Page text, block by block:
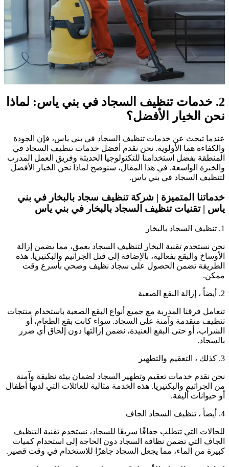
2. خدمات تنظيف السجاد في بني ياس: لماذا
نحن الخيار الأفضل؟
عندما تبحث عن خدمات تنظيف السجاد في بني ياس، فإن الجودة
والكفاءة هما الأولوية. نحن نقدم أفضل خدمات تنظيف السجاد في
المنطقة بفضل استخدامنا للتكنولوجيا الحديثة وفريق العمل المدرب
والخبرة الواسعة. في هذا المقال، سنوضح لماذا نحن الخيار الأفضل
لتنظيف السجاد في بني ياس.
خدماتنا المتميزة | شركة تنظيف سجاد بالبخار في بني
ياس | تقنيات تنظيف السجاد بالبخار في بني ياس
1. تنظيف السجاد بالبخار
نحن نستخدم تقنية البخار لتنظيف السجاد بعمق، مما يضمن إزالة
الأوساخ والبقع بفعالية، بالإضافة إلى قتل الجراثيم والبكتيريا. هذه
الطريقة تضمن الحصول على سجاد نظيف وصحي بأسرع وقت
ممكن.
2. أيضاً ، إزالة البقع الصعبة
تتعامل فرقنا المدربة مع جميع أنواع البقع الصعبة باستخدام منتجات
تنظيف متقدمة وآمنة على السجاد. سواء كانت بقع الطعام، أو
الشراب، أو حتى البقع العنيدة، نضمن إزالتها دون إلحاق أي ضرر
بالسجاد.
3. كذلك ، التعقيم والتطهير
نحن نقدم خدمات تعقيم وتطهير السجاد لضمان بيئة نظيفة وآمنة
من الجراثيم والبكتيريا. هذه الخدمة مثالية للعائلات التي لديها أطفال
أو حيوانات أليفة.
4. أيضاً ، تنظيف السجاد الجاف
للحالات التي تتطلب جفافًا سريعًا للسجاد، نستخدم تقنية التنظيف
الجاف التي تضمن نظافة السجاد دون الحاجة إلى استخدام كميات
كبيرة من الماء، مما يجعل السجاد جاهزًا للاستخدام في وقت قصير.